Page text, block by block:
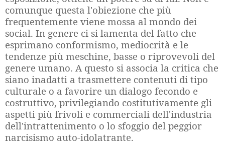
comunque questa l'obiezione che più
frequentemente viene mossa al mondo dei
social. In genere ci si lamenta del fatto che
esprimano conformismo, mediocrità e le
tendenze più meschine, basse o riprovevoli del
genere umano. A questo si associa la critica che
siano inadatti a trasmettere contenuti di tipo
culturale o a favorire un dialogo fecondo e
costruttivo, privilegiando costitutivamente gli
aspetti più frivoli e commerciali dell'industria
dell'intrattenimento o lo sfoggio del peggior
narcisismo auto-idolatrante.